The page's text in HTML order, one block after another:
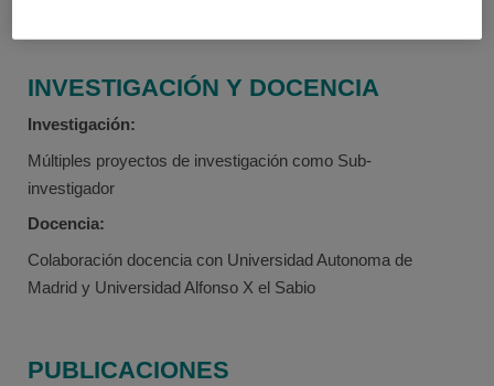
INVESTIGACIÓN Y DOCENCIA
Investigación:
Múltiples proyectos de investigación como Sub-
investigador
Docencia:
Colaboración docencia con Universidad Autonoma de
Madrid y Universidad Alfonso X el Sabio
PUBLICACIONES